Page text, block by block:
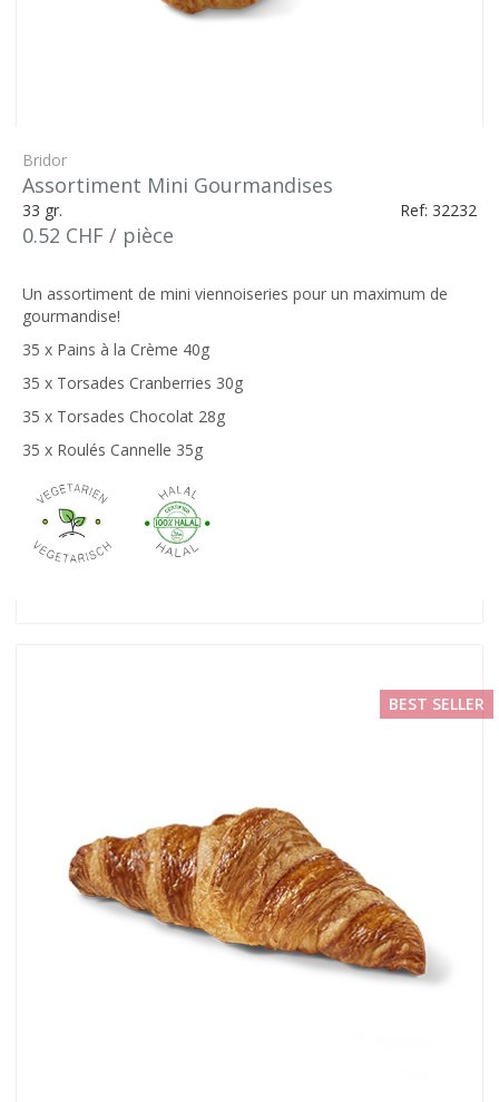
Bridor
Assortiment Mini Gourmandises
33 gr. Ref: 32232
0.52 CHF / pièce
Un assortiment de mini viennoiseries pour un maximum de
gourmandise!
35 x Pains à la Crème 40g
35 x Torsades Cranberries 30g
35 x Torsades Chocolat 28g
35 x Roulés Cannelle 35g
BEST SELLER